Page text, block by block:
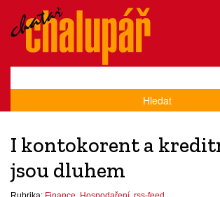
Hledat
I kontokorent a
jsou dluhem